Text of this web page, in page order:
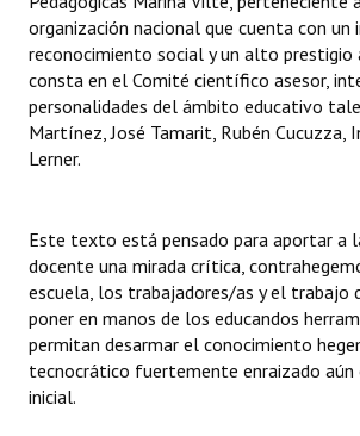
Resoluciones
Resoluciones de Presidencia
INSTITUCIONAL
Noticias Destacadas
Registros y Distinciones
Datos Históricos
Premio al Mérito - Registro
organización nacional que cuenta con
reconocimiento social y un alto prestigio
consta en el Comité científico asesor,
personalidades del ámbito educativo
Martínez, José Tamarit, Rubén Cucuzza,
Lerner.
Este texto está pensado para aportar a
docente una mirada crítica,
escuela, los trabajadores/as y el trabajo
poner en manos de los educandos
permitan desarmar el conocimiento
tecnocrático fuertemente enraizado
inicial.